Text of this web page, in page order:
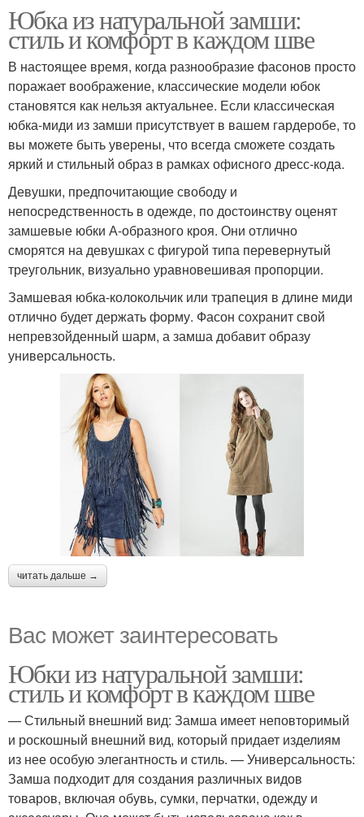
Юбка из натуральной замши:
стиль и комфорт в каждом шве
В настоящее время, когда разнообразие фасонов просто
поражает воображение, классические модели юбок
становятся как нельзя актуальнее. Если классическая
юбка-миди из замши присутствует в вашем гардеробе, то
вы можете быть уверены, что всегда сможете создать
яркий и стильный образ в рамках офисного дресс-кода.
Девушки, предпочитающие свободу и
непосредственность в одежде, по достоинству оценят
замшевые юбки А-образного кроя. Они отлично
сморятся на девушках с фигурой типа перевернутый
треугольник, визуально уравновешивая пропорции.
Замшевая юбка-колокольчик или трапеция в длине миди
отлично будет держать форму. Фасон сохранит свой
непревзойденный шарм, а замша добавит образу
универсальность.
читать дальше →
Вас может заинтересовать
Юбки из натуральной замши:
стиль и комфорт в каждом шве
— Стильный внешний вид: Замша имеет неповторимый
и роскошный внешний вид, который придает изделиям
из нее особую элегантность и стиль. — Универсальность:
Замша подходит для создания различных видов
товаров, включая обувь, сумки, перчатки, одежду и